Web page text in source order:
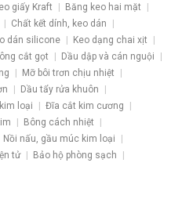
giấy Kraft
Băng keo hai mặt
Chất kết dính, keo dán
dán silicone
Keo dạng chai xịt
cắt gọt
Dầu dập và cán nguội
Mỡ bôi trơn chịu nhiệt
Dầu tẩy rửa khuôn
loại
Đĩa cắt kim cương
Bông cách nhiệt
Nồi nấu, gầu múc kim loại
tử
Bảo hộ phòng sạch